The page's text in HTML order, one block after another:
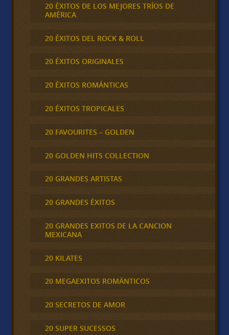
20 ÉXITOS DE LOS MEJORES TRÍOS DE
AMÉRICA
20 ÉXITOS DEL ROCK & ROLL
20 ÉXITOS ORIGINALES
20 ÉXITOS ROMÁNTICAS
20 ÉXITOS TROPICALES
20 FAVOURITES – GOLDEN
20 GOLDEN HITS COLLECTION
20 GRANDES ARTISTAS
20 GRANDES ÉXITOS
20 GRANDES EXITOS DE LA CANCION
MEXICANA
20 KILATES
20 MEGAEXITOS ROMÁNTICOS
20 SECRETOS DE AMOR
20 SUPER SUCESSOS